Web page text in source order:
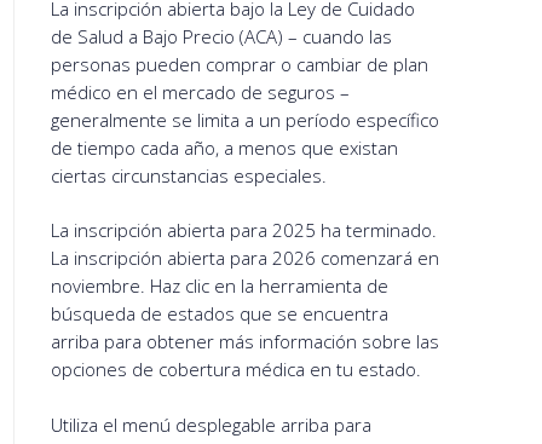
La inscripción abierta bajo la Ley de Cuidado
de Salud a Bajo Precio (ACA) – cuando las
personas pueden comprar o cambiar de plan
médico en el mercado de seguros –
generalmente se limita a un período específico
de tiempo cada año, a menos que existan
ciertas circunstancias especiales.
La inscripción abierta para 2025 ha terminado.
La inscripción abierta para 2026 comenzará en
noviembre. Haz clic en la herramienta de
búsqueda de estados que se encuentra
arriba para obtener más información sobre las
opciones de cobertura médica en tu estado.
Utiliza el menú desplegable arriba para